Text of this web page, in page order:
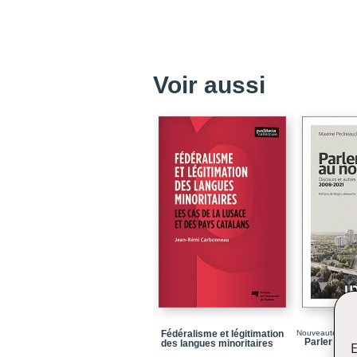
Voir aussi
Fédéralisme et légitimation
des langues minoritaires
Nouveauté
Parler au